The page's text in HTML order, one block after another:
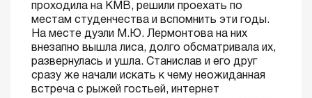
проходила на КМВ, решили проехать по
местам студенчества и вспомнить эти годы.
На месте дуэли М.Ю. Лермонтова на них
внезапно вышла лиса, долго обсматривала их,
развернулась и ушла. Станислав и его друг
сразу же начали искать к чему неожиданная
встреча с рыжей гостьей, интернет